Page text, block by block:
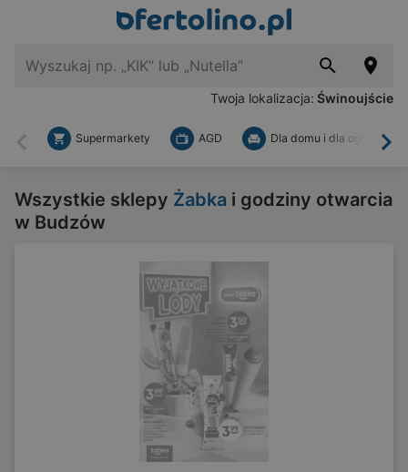
Twoja lokalizacja: Świnoujście
Wstecz
Supermarkety AGD Dla domu i dla ogrodu
Wszystkie sklepy Żabka i godziny otwarcia
w Budzów